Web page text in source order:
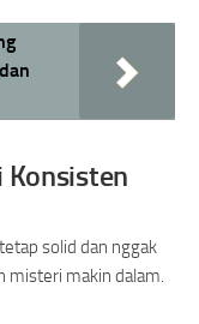
Konsisten
solid dan nggak
misteri makin dalam.